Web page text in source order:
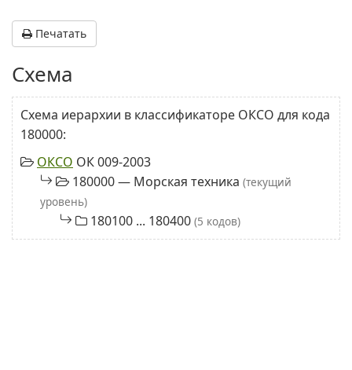
Печатать
Схема
Схема иерархии в классификаторе ОКСО для кода
180000:
ОКСО ОК 009-2003
180000 — Морская техника (текущий
уровень)
180100 ... 180400 (5 кодов)